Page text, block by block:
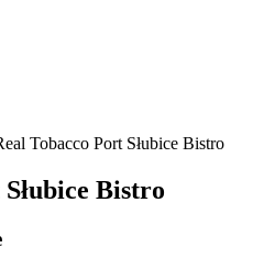
Tobacco Port Słubice Bistro
Bistro